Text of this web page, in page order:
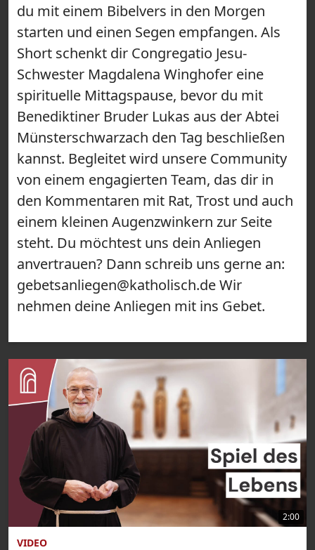
du mit einem Bibelvers in den Morgen
starten und einen Segen empfangen. Als
Short schenkt dir Congregatio Jesu-
Schwester Magdalena Winghofer eine
spirituelle Mittagspause, bevor du mit
Benediktiner Bruder Lukas aus der Abtei
Münsterschwarzach den Tag beschließen
kannst. Begleitet wird unsere Community
von einem engagierten Team, das dir in
den Kommentaren mit Rat, Trost und auch
einem kleinen Augenzwinkern zur Seite
steht. Du möchtest uns dein Anliegen
anvertrauen? Dann schreib uns gerne an:
gebetsanliegen@katholisch.de Wir
nehmen deine Anliegen mit ins Gebet.
2:00
VIDEO